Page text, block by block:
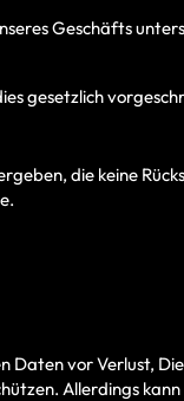
Geschäfts
gesetzlich
die keine
vor Verlust,
Allerdings